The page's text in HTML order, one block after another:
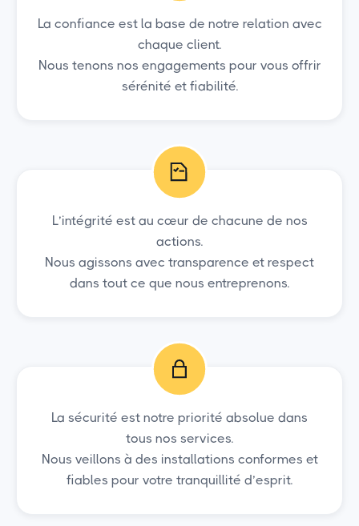
La confiance est la base de notre relation avec
chaque client.
Nous tenons nos engagements pour vous offrir
sérénité et fiabilité.
L’intégrité est au cœur de chacune de nos
actions.
Nous agissons avec transparence et respect
dans tout ce que nous entreprenons.
La sécurité est notre priorité absolue dans
tous nos services.
Nous veillons à des installations conformes et
fiables pour votre tranquillité d’esprit.